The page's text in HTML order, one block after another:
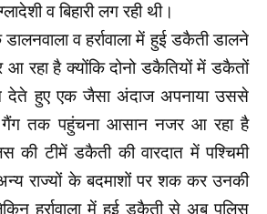
व बिहारी लग रही थी।
डालनवाला व हर्रावाला में हुई डकैती डालने
आ रहा है क्योंकि दोनो डकैतियों में डकैतों
देते हुए एक जैसा अंदाज अपनाया उससे
गैंग तक पहुंचना आसान नजर आ रहा है
की टीमें डकैती की वारदात में पश्चिमी
राज्यों के बदमाशों पर शक कर उनकी
हर्रावाला में हुई डकैती से अब पुलिस